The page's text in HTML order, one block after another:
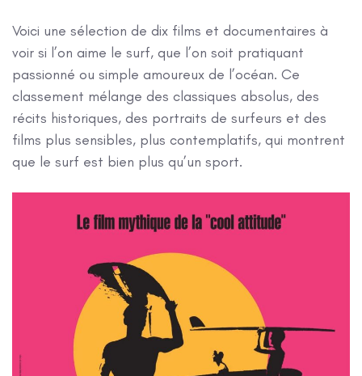
Voici une sélection de dix films et documentaires à
voir si l’on aime le surf, que l’on soit pratiquant
passionné ou simple amoureux de l’océan. Ce
classement mélange des classiques absolus, des
récits historiques, des portraits de surfeurs et des
films plus sensibles, plus contemplatifs, qui montrent
que le surf est bien plus qu’un sport.